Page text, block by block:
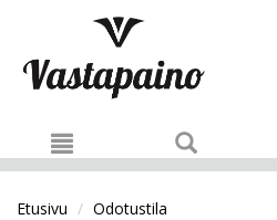
Etusivu Odotustila